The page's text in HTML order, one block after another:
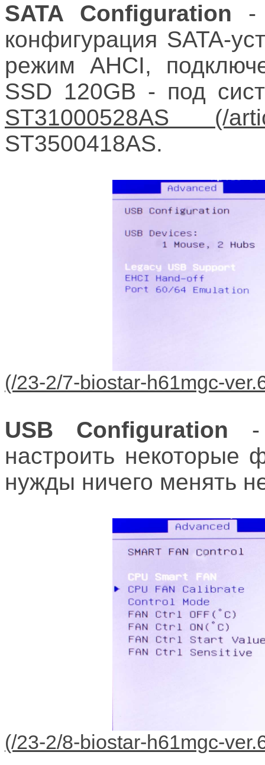
SATA Configuration -
конфигурация SATA-
режим AHCI,
SSD 120GB - под
ST31000528AS
ST3500418AS.
USB Configuration -
настроить некоторые
нужды ничего менять